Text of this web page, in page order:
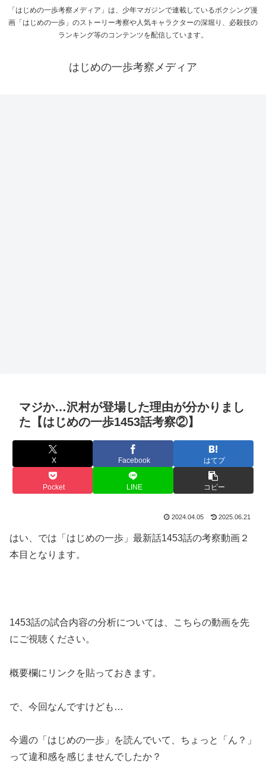
「はじめの一歩考察メディア」は、少年マガジンで連載しているボクシング漫
画「はじめの一歩」のストーリー考察や人気キャラクターの深堀り、必殺技の
ランキング等のコンテンツを配信しています。
はじめの一歩考察メディア
マジか…沢村が登場した理由が分かりまし
た【はじめの一歩1453話考察②】
X Facebook はてブ
Pocket LINE コピー
2024.04.05 2025.06.21
はい、では「はじめの一歩」最新話1453話の考察動画２
本目となります。
1453話の試合内容の分析については、こちらの動画を先
にご視聴ください。
概要欄にリンクを貼っておきます。
で、今回なんですけども…
今週の「はじめの一歩」を読んでいて、ちょっと「ん？」
って違和感を感じませんでしたか？